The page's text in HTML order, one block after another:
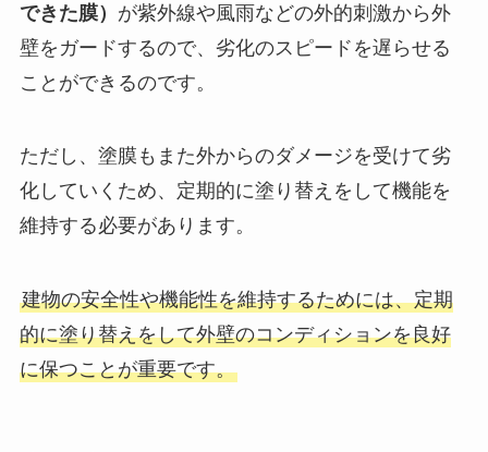
できた膜） が紫外線や風雨などの外的刺激から外
壁をガードするので、劣化のスピードを遅らせる
ことができるのです。
ただし、塗膜もまた外からのダメージを受けて劣
化していくため、定期的に塗り替えをして機能を
維持する必要があります。
建物の安全性や機能性を維持するためには、定期
的に塗り替えをして外壁のコンディションを良好
に保つことが重要です。